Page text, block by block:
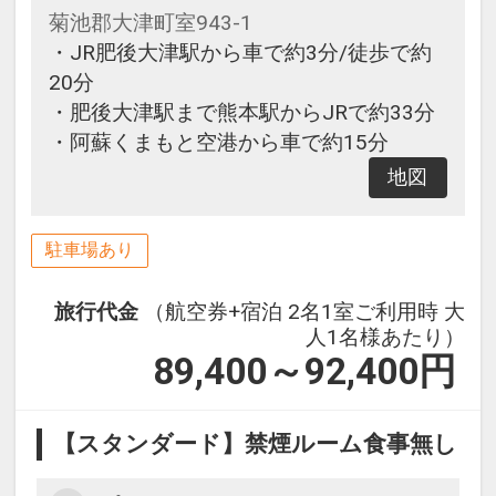
菊池郡大津町室943-1
・JR肥後大津駅から車で約3分/徒歩で約
20分
・肥後大津駅まで熊本駅からJRで約33分
・阿蘇くまもと空港から車で約15分
地図
駐車場あり
旅行代金
（航空券+宿泊 2名1室ご利用時 大
人1名様あたり）
89,400～92,400 円
【スタンダード】禁煙ルーム食事無し